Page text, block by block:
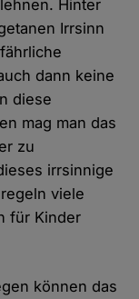
Hinter
Irrsinn
dann keine
diese
mag man das
zu
irrsinnige
viele
für Kinder
können das